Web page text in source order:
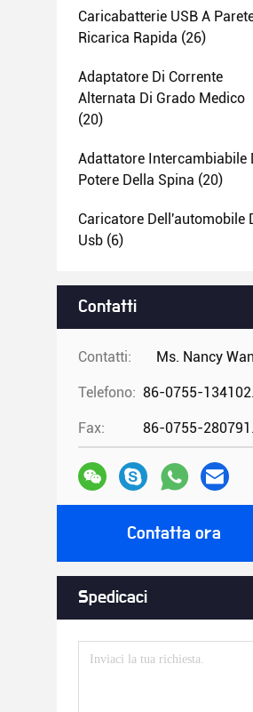
Caricabatterie USB A
Ricarica Rapida (26)
Adaptatore Di Corrente
Alternata Di Grado Medico
(20)
Adattatore Intercambiabile
Potere Della Spina (20)
Caricatore Dell'automobile
Usb (6)
Contatti
Contatti: Ms. Nancy
Telefono:
Fax:
Contatta ora
Spedicaci